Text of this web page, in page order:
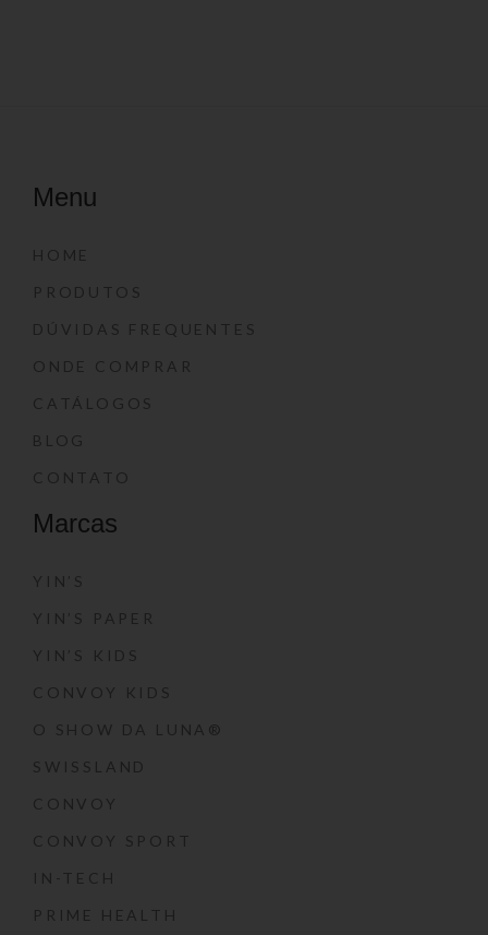
Menu
HOME
PRODUTOS
DÚVIDAS FREQUENTES
ONDE COMPRAR
CATÁLOGOS
BLOG
CONTATO
Marcas
YIN’S
YIN’S PAPER
YIN’S KIDS
CONVOY KIDS
O SHOW DA LUNA®
SWISSLAND
CONVOY
CONVOY SPORT
IN-TECH
PRIME HEALTH